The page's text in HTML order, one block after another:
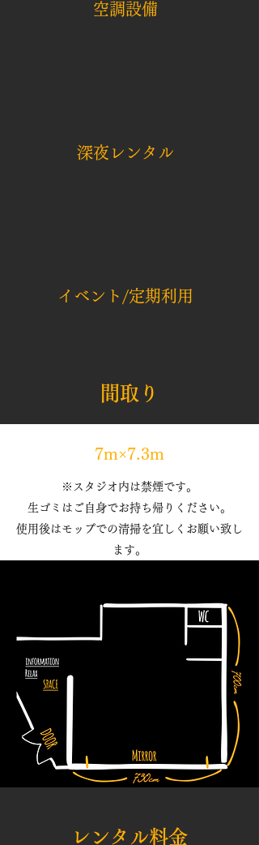
​空調設備
​​深夜レンタル
​イベント/定期利用
​​間取り
​7m×7.3m
※スタジオ内は禁煙です。
生ゴミはご自身でお持ち帰りください。
使用後はモップでの清掃を宜しくお願い致し
ます。
レンタル料金